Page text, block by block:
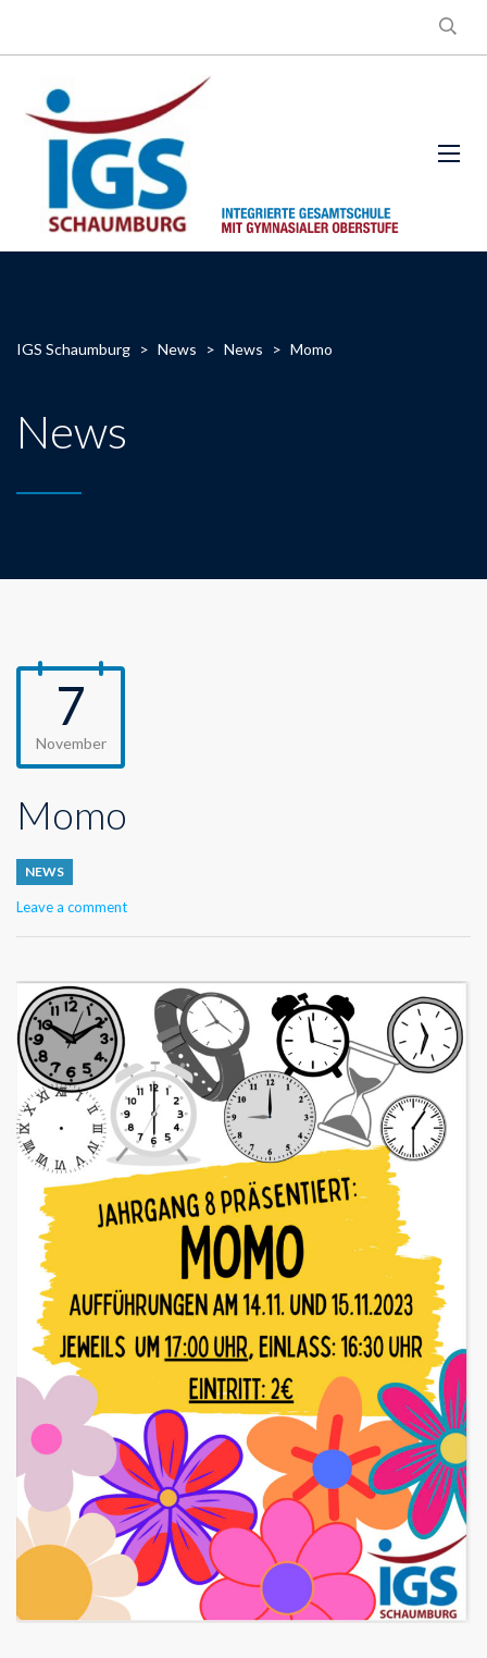
IGS Schaumburg > News > News > Momo
News
7
November
Momo
NEWS
Leave a comment